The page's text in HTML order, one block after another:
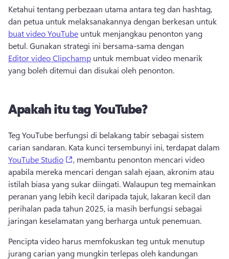
Ketahui tentang perbezaan utama antara teg dan hashtag,
dan petua untuk melaksanakannya dengan berkesan untuk
buat video YouTube untuk menjangkau penonton yang
betul. Gunakan strategi ini bersama-sama dengan
Editor video Clipchamp untuk membuat video menarik
yang boleh ditemui dan disukai oleh penonton.
Apakah itu tag YouTube?
Teg YouTube berfungsi di belakang tabir sebagai sistem
YouTube Studio
(opens in a new tab)
, membantu penonton mencari video
apabila mereka mencari dengan salah ejaan, akronim atau
istilah biasa yang sukar diingati. Walaupun teg memainkan
peranan yang lebih kecil daripada tajuk, lakaran kecil dan
perihalan pada tahun 2025, ia masih berfungsi sebagai
jaringan keselamatan yang berharga untuk penemuan.
Pencipta video harus memfokuskan teg untuk menutup
jurang carian yang mungkin terlepas oleh kandungan